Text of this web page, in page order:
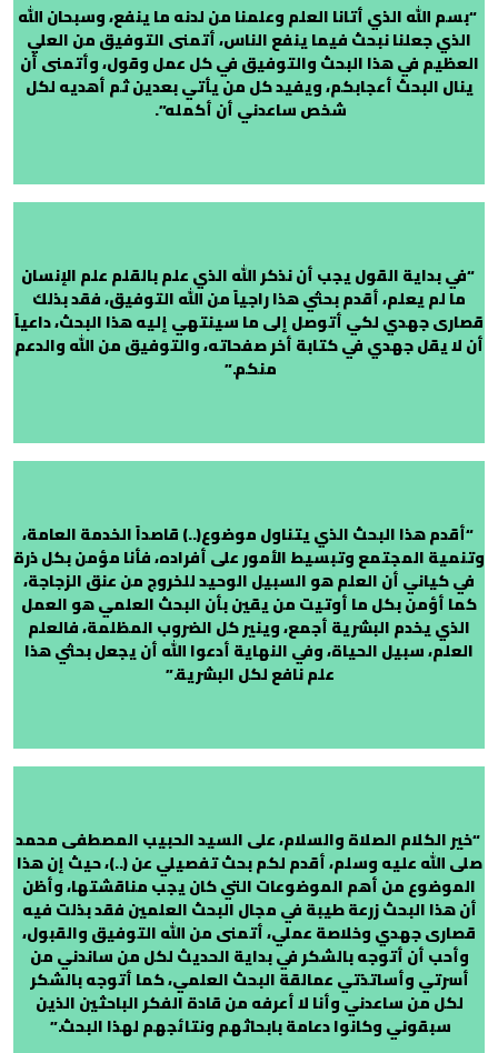
“بسم الله الذي أتانا العلم وعلمنا من لدنه ما ينفع، وسبحان الله
الذي جعلنا نبحث فيما ينفع الناس، أتمنى التوفيق من العلي
العظيم في هذا البحث والتوفيق في كل عمل وقول، وأتمنى أن
ينال البحث أعجابكم، ويفيد كل من يأتي بعدين ثم أهديه لكل
شخص ساعدني أن أكمله”.
“في بداية القول يجب أن نذكر الله الذي علم بالقلم علم الإنسان
ما لم يعلم، أقدم بحثي هذا راجياً من الله التوفيق، فقد بذلك
قصارى جهدي لكي أتوصل إلى ما سينتهي إليه هذا البحث، داعياً
أن لا يقل جهدي في كتابة أخر صفحاته، والتوفيق من الله والدعم
منكم.”
“أقدم هذا البحث الذي يتناول موضوع(..) قاصداً الخدمة العامة،
وتنمية المجتمع وتبسيط الأمور على أفراده، فأنا مؤمن بكل ذرة
في كياني أن العلم هو السبيل الوحيد للخروج من عنق الزجاجة،
كما أؤمن بكل ما أوتيت من يقين بأن البحث العلمي هو العمل
الذي يخدم البشرية أجمع، وينير كل الضروب المظلمة، فالعلم
العلم، سبيل الحياة، وفي النهاية أدعوا الله أن يجعل بحثي هذا
علم نافع لكل البشرية.”
“خير الكلام الصلاة والسلام، على السيد الحبيب المصطفى محمد
صلى الله عليه وسلم، أقدم لكم بحث تفصيلي عن (..)، حيث إن هذا
الموضوع من أهم الموضوعات التي كان يجب مناقشتها، وأظن
أن هذا البحث زرعة طيبة في مجال البحث العلمين فقد بذلت فيه
قصارى جهدي وخلاصة عملي، أتمنى من الله التوفيق والقبول،
وأحب أن أتوجه بالشكر في بداية الحديث لكل من ساندني من
أسرتي وأساتذتي عمالقة البحث العلمي، كما أتوجه بالشكر
لكل من ساعدني وأنا لا أعرفه من قادة الفكر الباحثين الذين
سبقوني وكانوا دعامة بابحاثهم ونتائجهم لهذا البحث.”